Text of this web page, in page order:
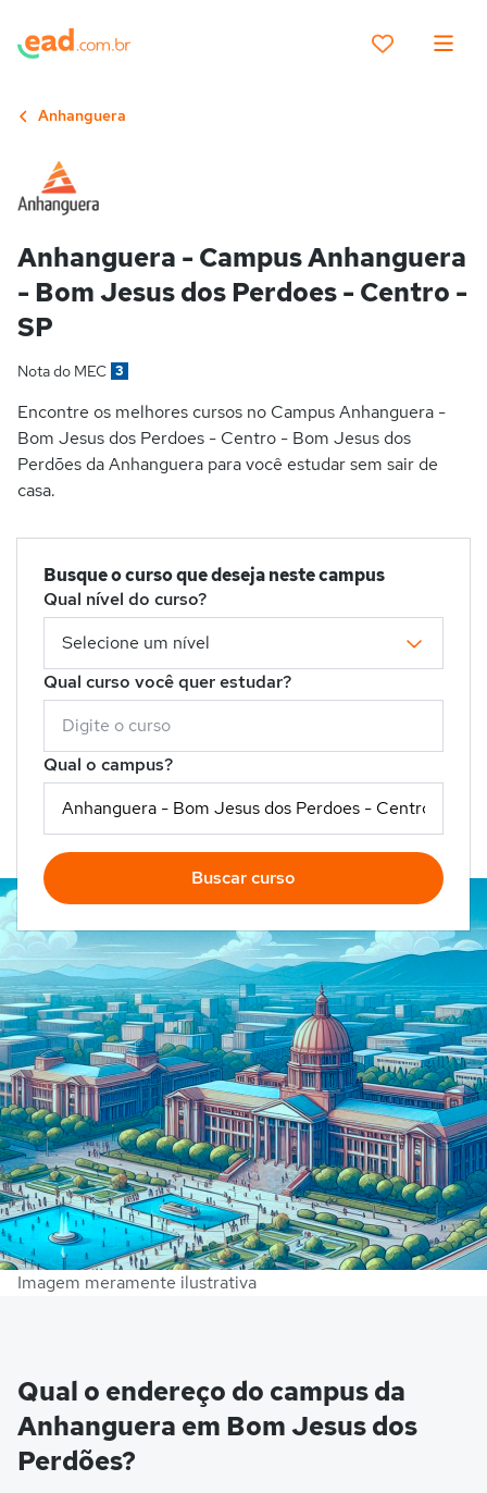
Anhanguera
Anhanguera - Campus Anhanguera
- Bom Jesus dos Perdoes - Centro -
SP
Nota do MEC 3
Encontre os melhores cursos no Campus Anhanguera -
Bom Jesus dos Perdoes - Centro - Bom Jesus dos
Perdões da Anhanguera para você estudar sem sair de
casa.
Busque o curso que deseja neste campus
Qual nível do curso?
Qual curso você quer estudar?
Qual o campus?
Buscar curso
Imagem meramente ilustrativa
Qual o endereço do campus da
Anhanguera em Bom Jesus dos
Perdões?